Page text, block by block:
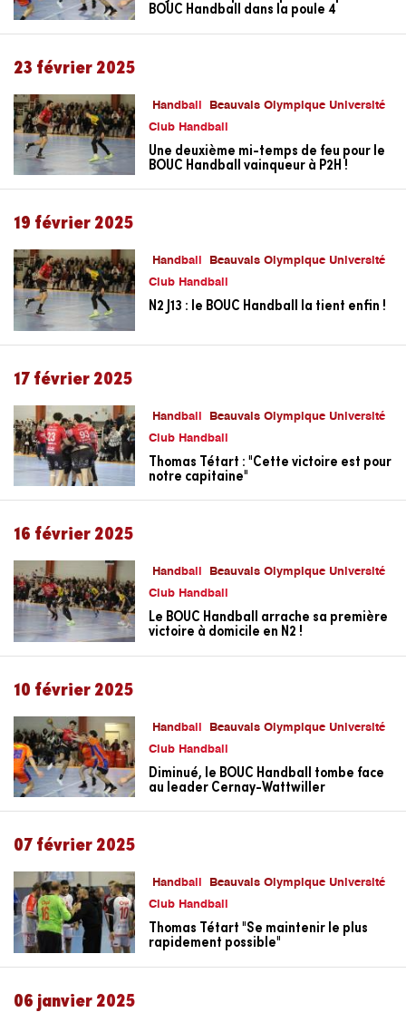
BOUC Handball dans la poule 4
23 février 2025
Handball
Beauvais Olympique Université
Club Handball
Une deuxième mi-temps de feu pour le
BOUC Handball vainqueur à P2H !
19 février 2025
Handball
Beauvais Olympique Université
Club Handball
N2 J13 : le BOUC Handball la tient enfin !
17 février 2025
Handball
Beauvais Olympique Université
Club Handball
Thomas Tétart : "Cette victoire est pour
notre capitaine"
16 février 2025
Handball
Beauvais Olympique Université
Club Handball
Le BOUC Handball arrache sa première
victoire à domicile en N2 !
10 février 2025
Handball
Beauvais Olympique Université
Club Handball
Diminué, le BOUC Handball tombe face
au leader Cernay-Wattwiller
07 février 2025
Handball
Beauvais Olympique Université
Club Handball
Thomas Tétart "Se maintenir le plus
rapidement possible"
06 janvier 2025